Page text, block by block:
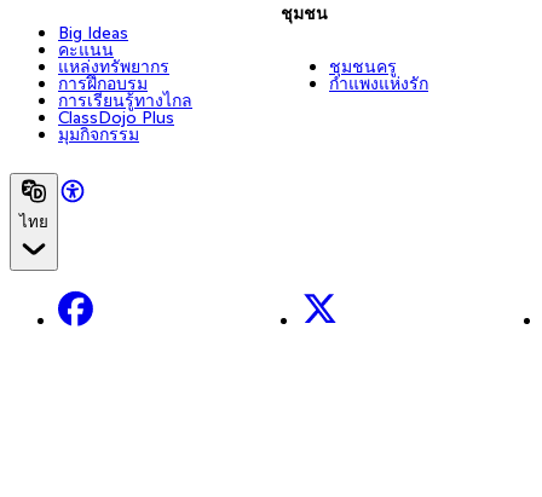
Big Ideas
คะแนน
แหล่งทรัพยากร
การฝึกอบรม
การเรียนรู้ทางไกล
ClassDojo Plus
มุมกิจกรรม
ชุมชน
ชุมชนครู
กำแพงแห่งรัก
ไทย
Facebook X